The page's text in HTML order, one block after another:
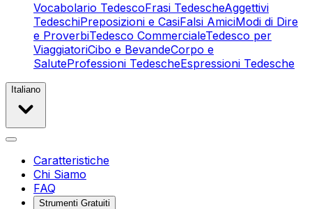
Vocabolario TedescoFrasi TedescheAggettivi
TedeschiPreposizioni e CasiFalsi AmiciModi di Dire
e ProverbiTedesco CommercialeTedesco per
ViaggiatoriCibo e BevandeCorpo e
SaluteProfessioni TedescheEspressioni Tedesche
Italiano
Caratteristiche
Chi Siamo
FAQ
Strumenti Gratuiti